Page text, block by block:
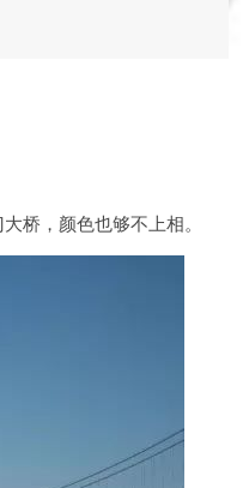
桥，颜色也够不上相。